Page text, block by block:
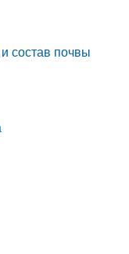
состав почвы